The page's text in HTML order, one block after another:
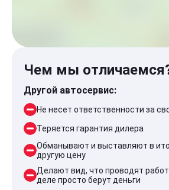
Чем мы
Другой автосервис:
Не несет ответственности за
Теряется гарантия дилера
Обманывают и выставляют в
другую цену
Делают вид, что проводят
деле просто берут деньги